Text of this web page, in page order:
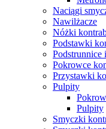
Naciągi
Nawilżacze
Nóżki
Podstawki
Podstrunnice
Pokrowce
Przystawki
Pulpity
Pulpity
Smyczki